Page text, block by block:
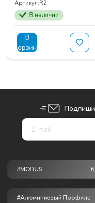
Артикул:R2
В наличии
В
корзину
#MODUS 6
#Алюминиевый Профиль